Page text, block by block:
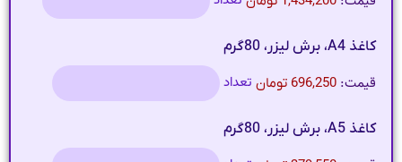
کاغذ A4، برش لیزر، 80گرم
قیمت: 696,250 تومان تعداد
کاغذ A5، برش لیزر، 80گرم